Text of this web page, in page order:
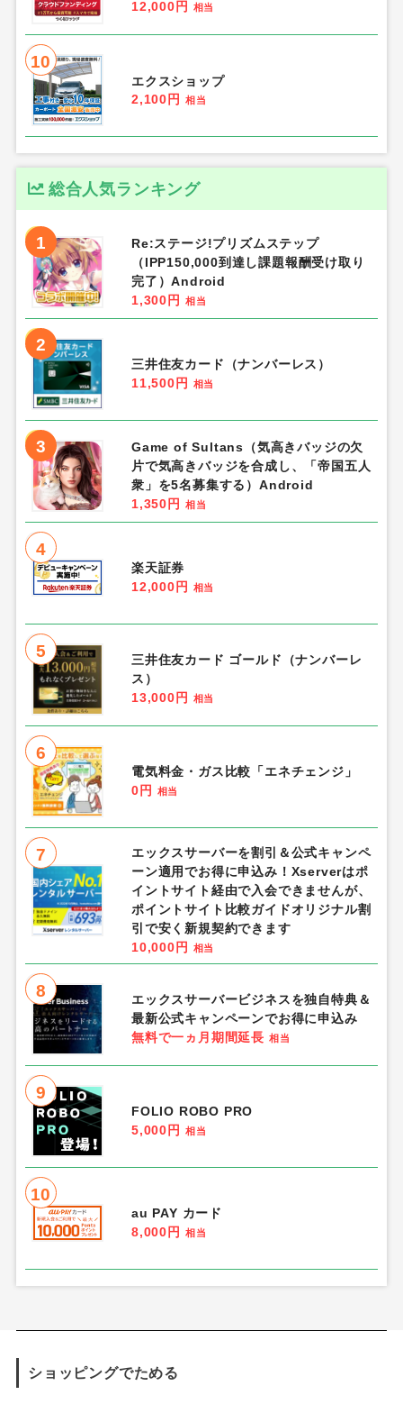
12,000円 相当
10
エクスショップ
2,100円
相当
総合人気ランキング
1
Re:ステージ!プリズムステップ
（IPP150,000到達し課題報酬受け取り
完了）Android
1,300円
相当
2
三井住友カード（ナンバーレス）
11,500円
相当
3
Game of Sultans（気高きバッジの欠
片で気高きバッジを合成し、「帝国五人
衆」を5名募集する）Android
1,350円
相当
4
楽天証券
12,000円
相当
5
三井住友カード ゴールド（ナンバーレ
ス）
13,000円
相当
6
電気料金・ガス比較「エネチェンジ」
0円
相当
7
エックスサーバーを割引＆公式キャンペ
ーン適用でお得に申込み！Xserverはポ
イントサイト経由で入会できませんが、
ポイントサイト比較ガイドオリジナル割
引で安く新規契約できます
10,000円
相当
8
エックスサーバービジネスを独自特典＆
最新公式キャンペーンでお得に申込み
無料で一ヵ月期間延長 相当
9
FOLIO ROBO PRO
5,000円
相当
10
au PAY カード
8,000円
相当
ショッピングでためる